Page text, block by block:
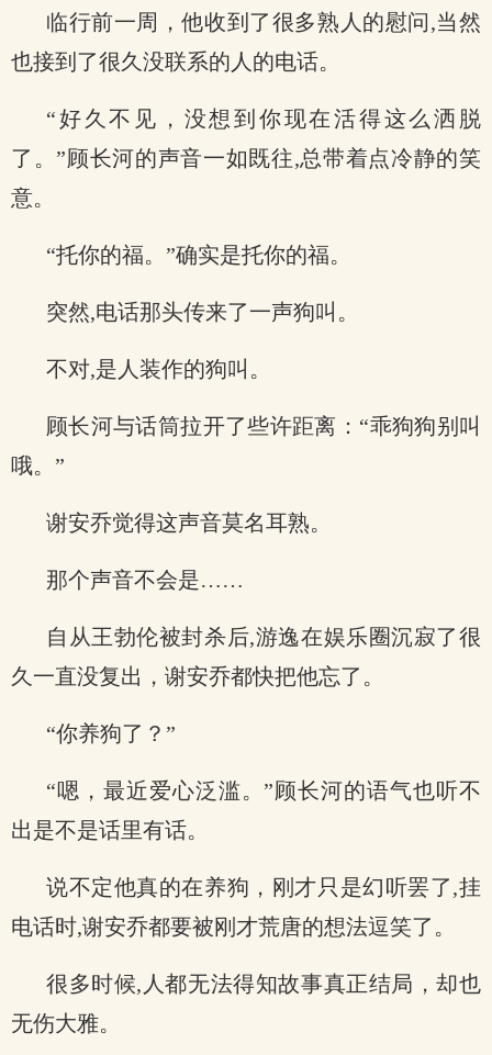
临行前一周，他收到了很多熟人的慰问,当然
也接到了很久没联系的人的电话。
“好久不见，没想到你现在活得这么洒脱
了。”顾长河的声音一如既往,总带着点冷静的笑
意。
“托你的福。”确实是托你的福。
突然,电话那头传来了一声狗叫。
不对,是人装作的狗叫。
顾长河与话筒拉开了些许距离：“乖狗狗别叫
哦。”
谢安乔觉得这声音莫名耳熟。
那个声音不会是……
自从王勃伦被封杀后,游逸在娱乐圈沉寂了很
久一直没复出，谢安乔都快把他忘了。
“你养狗了？”
“嗯，最近爱心泛滥。”顾长河的语气也听不
出是不是话里有话。
说不定他真的在养狗，刚才只是幻听罢了,挂
电话时,谢安乔都要被刚才荒唐的想法逗笑了。
很多时候,人都无法得知故事真正结局，却也
无伤大雅。